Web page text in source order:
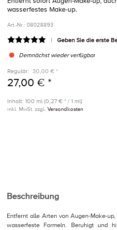
wasserfestes Make-up.
Art.-Nr.: 08028893
Geben Sie die erste
Demnächst wieder verfügbar
Regulär: 30,00 € *
27,00 € *
Inhalt: 100 ml (0,27 € * / 1 ml)
inkl. MwSt. zzgl. Versandkosten
Beschreibung
Entfernt alle Arten von Augen-Make-
wasserfeste Formeln. Beruhigt und